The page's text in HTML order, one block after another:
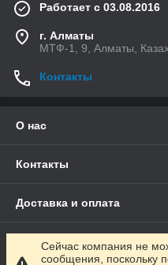
Работает с 03.08.2016
г. Алматы
МТФ-1, 9, Алматы,
Контакты
О нас
Контакты
Доставка и оплата
Полная версия сайта
Сейчас компания не
сообщения, поскольку